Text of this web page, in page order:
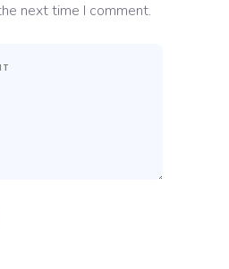
next time I comment.